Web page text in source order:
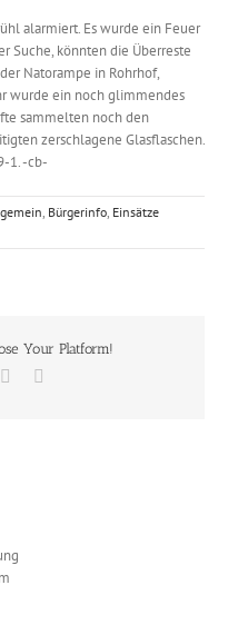
alarmiert. Es wurde ein Feuer
Suche, könnten die Überreste
Natorampe in Rohrhof,
wurde ein noch glimmendes
sammelten noch den
zerschlagene Glasflaschen.
1. -cb-
, Bürgerinfo, Einsätze
Your Platform!